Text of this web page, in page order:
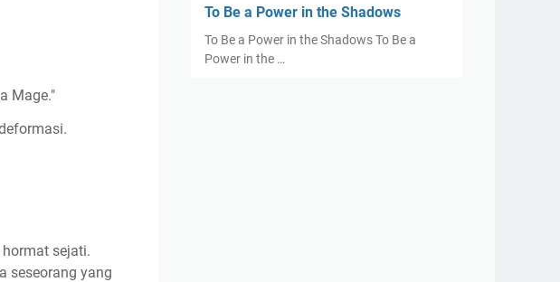
Mage."
sejati.
seseorang yang
To Be a Power in the Shadows
To Be a Power in the Shadows To Be a
Power in the …